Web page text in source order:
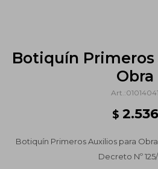
Botiquín Primeros
Obra
01014041
$ 2.536
Botiquín Primeros Auxilios para
Decreto Nº 125/